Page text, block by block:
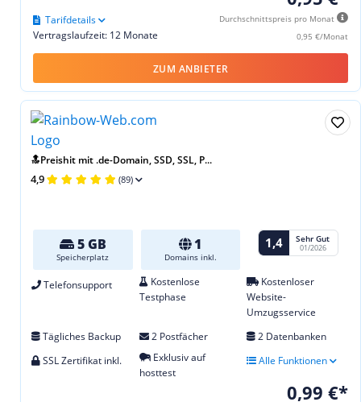
Durchschnittspreis pro Monat
0,95 €/Monat
Vertragslaufzeit: 12 Monate
Tarifdetails
ZUM ANBIETER
🔝Preishit mit .de-Domain, SSD, SSL, P...
4,9 (89)
5 GB
Speicherplatz
1
Domains inkl.
1,4 Sehr Gut
01/2026
Telefonsupport
Kostenlose
Testphase
Kostenloser
Website-
Umzugsservice
Tägliches Backup
2 Postfächer
2 Datenbanken
SSL Zertifikat inkl.
Exklusiv auf
hosttest
Alle Funktionen
0,99 €*